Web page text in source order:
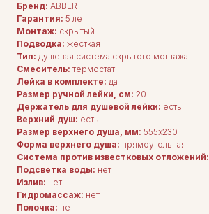
Бренд: ABBER
Гарантия: 5 лет
Монтаж: скрытый
Подводка: жесткая
Тип: душевая система скрытого монтажа
Смеситель: термостат
Лейка в комплекте: да
Размер ручной лейки, см: 20
Держатель для душевой лейки: есть
Верхний душ: есть
Размер верхнего душа, мм: 555х230
Форма верхнего душа: прямоугольная
Система против известковых отложений:
Подсветка воды: нет
Излив: нет
Гидромассаж: нет
Полочка: нет